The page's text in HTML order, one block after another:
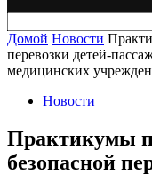
Домой Новости
перевозки детей-
медицинских
Новости
Практикумы
безопасной